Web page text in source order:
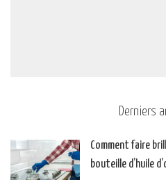
Derniers
Comment faire
bouteille d’huile